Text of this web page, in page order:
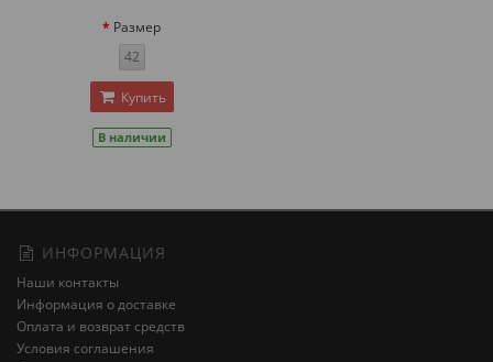
Размер
42
Купить
В наличии
ИНФОРМАЦИЯ
Наши контакты
Информация о доставке
Оплата и возврат средств
Условия соглашения